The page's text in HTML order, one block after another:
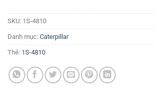
SKU: 1S-4810
Danh mục: Caterpillar
Thẻ: 1S-4810